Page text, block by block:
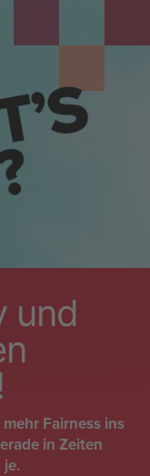
und
Fairness ins
in Zeiten